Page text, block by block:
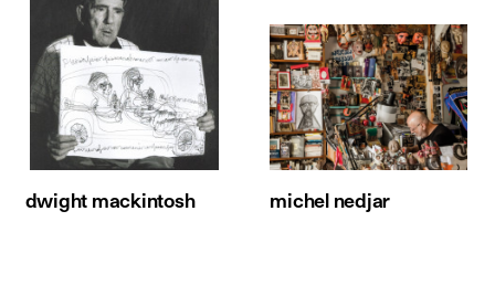
dwight mackintosh michel nedjar